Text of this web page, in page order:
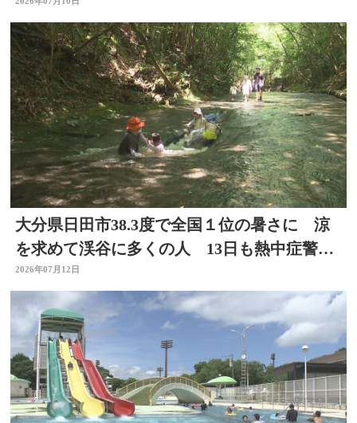
大分県日田市38.3度で全国１位の暑さに 涼
を求めて渓谷に多くの人 13日も熱中症警戒
アラート発表
2026年07月12日